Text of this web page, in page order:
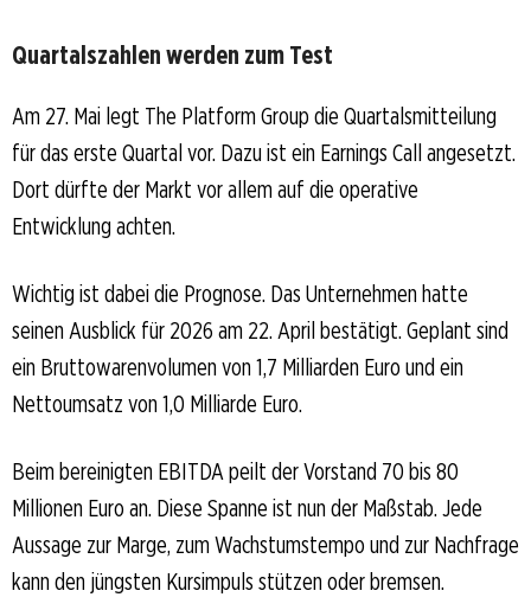
Quartalszahlen werden zum Test
Am 27. Mai legt The Platform Group die Quartalsmitteilung
für das erste Quartal vor. Dazu ist ein Earnings Call angesetzt.
Dort dürfte der Markt vor allem auf die operative
Entwicklung achten.
Wichtig ist dabei die Prognose. Das Unternehmen hatte
seinen Ausblick für 2026 am 22. April bestätigt. Geplant sind
ein Bruttowarenvolumen von 1,7 Milliarden Euro und ein
Nettoumsatz von 1,0 Milliarde Euro.
Beim bereinigten EBITDA peilt der Vorstand 70 bis 80
Millionen Euro an. Diese Spanne ist nun der Maßstab. Jede
Aussage zur Marge, zum Wachstumstempo und zur Nachfrage
kann den jüngsten Kursimpuls stützen oder bremsen.